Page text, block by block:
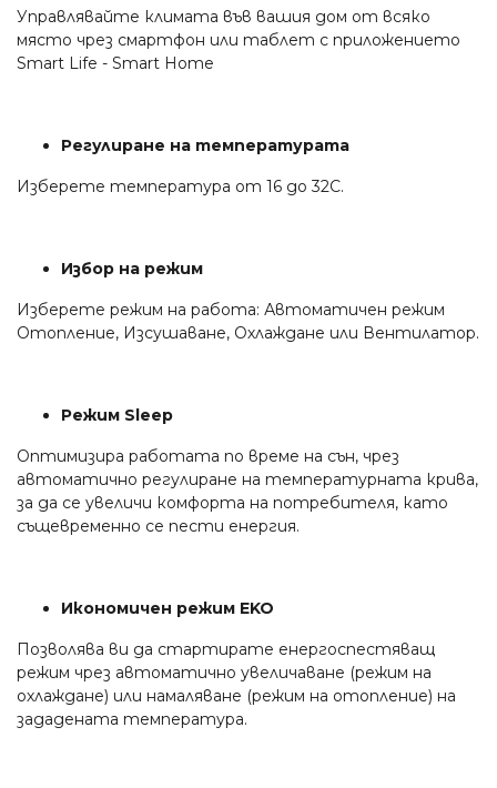
Управлявайте климата във вашия дом от всяко
място чрез смартфон или таблет с приложението
Smart Life - Smart Home
Регулиране на температурата
Изберете температура от 16 до 32С.
Избор на режим
Изберете режим на работа: Автоматичен режим
Отопление, Изсушаване, Охлаждане или Вентилатор.
Режим Sleep
Оптимизира работата по време на сън, чрез
автоматично регулиране на температурната крива,
за да се увеличи комфорта на потребителя, като
същевременно се пести енергия.
Икономичен режим EKO
Позволява ви да стартирате енергоспестяващ
режим чрез автоматично увеличаване (режим на
охлаждане) или намаляване (режим на отопление) на
зададената температура.